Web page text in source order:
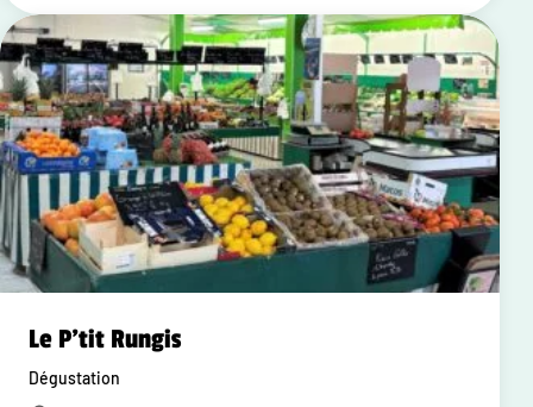
Le P'tit Rungis
Dégustation